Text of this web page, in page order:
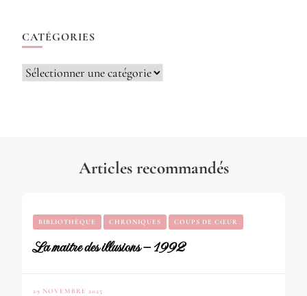
CATÉGORIES
Catégories
Articles recommandés
BIBLIOTHÈQUE CHRONIQUES COUPS DE CŒUR
La maitre des illusions – 1992
29 NOVEMBRE 2025